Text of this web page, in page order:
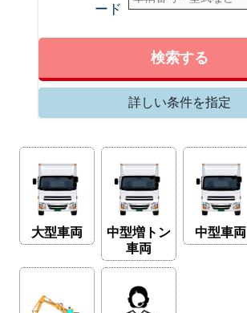
ード
検索する
詳しい条件を指定
大型車両
中型増トン
車両
中型車両